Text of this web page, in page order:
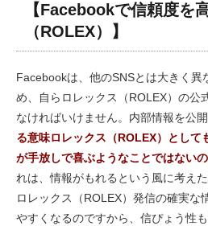
【Facebookで信頼度を
（ROLEX）】
Facebookは、他のSNSとは大きく異
め、自らロレックス（ROLEX）の公
なければいけません。内部情報を公
る意味ロレックス（ROLEX）とし
が手放しで喜ぶようなことではないの
れは、情報がもれるという風に考え
ロレックス（ROLEX）発信の確実な
やすくなるのですから、信ぴょう性